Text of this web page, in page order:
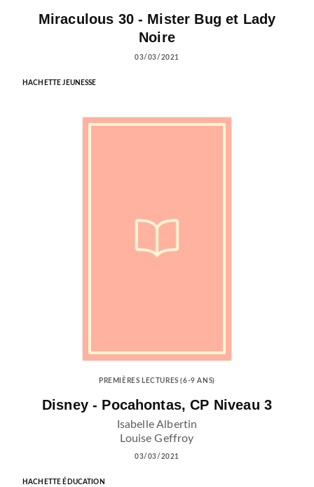
Miraculous 30 - Mister Bug et Lady
Noire
03/03/2021
HACHETTE JEUNESSE
PREMIÈRES LECTURES (6-9 ANS)
Disney - Pocahontas, CP Niveau 3
Isabelle Albertin
Louise Geffroy
03/03/2021
HACHETTE ÉDUCATION